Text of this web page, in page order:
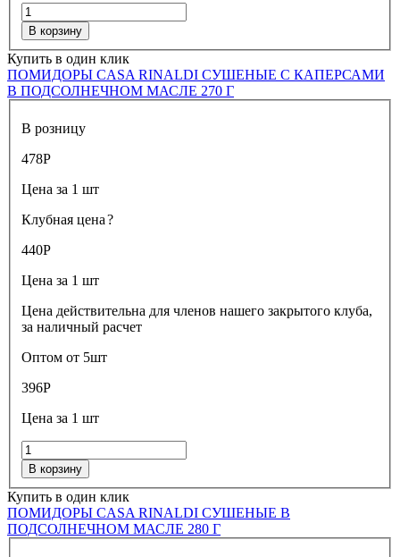
В корзину
Купить в один клик
ПОМИДОРЫ CASA RINALDI СУШЕНЫЕ С КАПЕРСАМИ
В ПОДСОЛНЕЧНОМ МАСЛЕ 270 Г
В розницу
478Р
Цена за 1 шт
Клубная цена?
440Р
Цена за 1 шт
Цена действительна для членов нашего закрытого клуба,
за наличный расчет
Оптом от 5шт
396Р
Цена за 1 шт
В корзину
Купить в один клик
ПОМИДОРЫ CASA RINALDI СУШЕНЫЕ В
ПОДСОЛНЕЧНОМ МАСЛЕ 280 Г